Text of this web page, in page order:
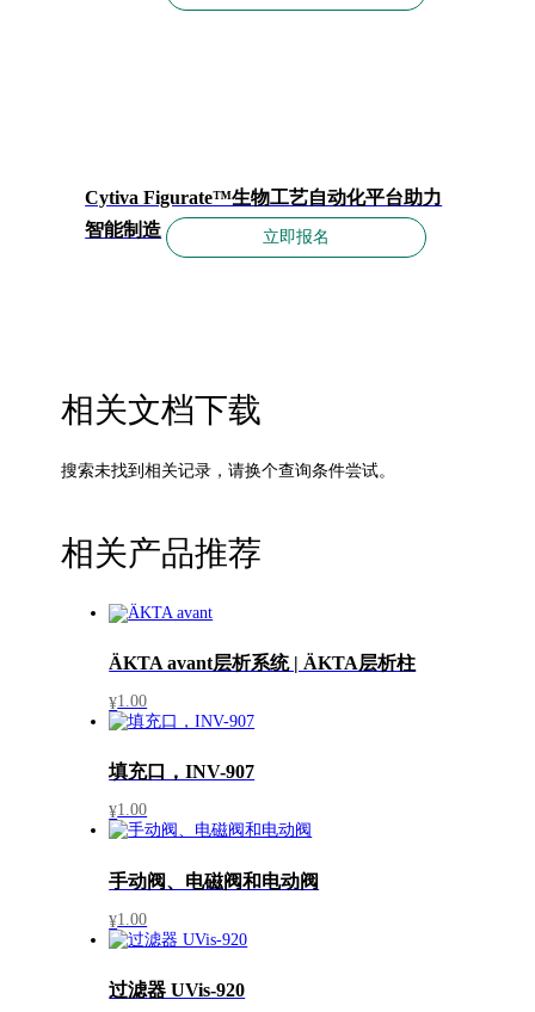
Cytiva Figurate™生物工艺自动化平台助力
智能制造
立即报名
相关文档下载
搜索未找到相关记录，请换个查询条件尝试。
相关产品推荐
ÄKTA avant层析系统 | ÄKTA层析柱
¥1.00
填充口，INV-907
¥1.00
手动阀、电磁阀和电动阀
¥1.00
过滤器 UVis-920